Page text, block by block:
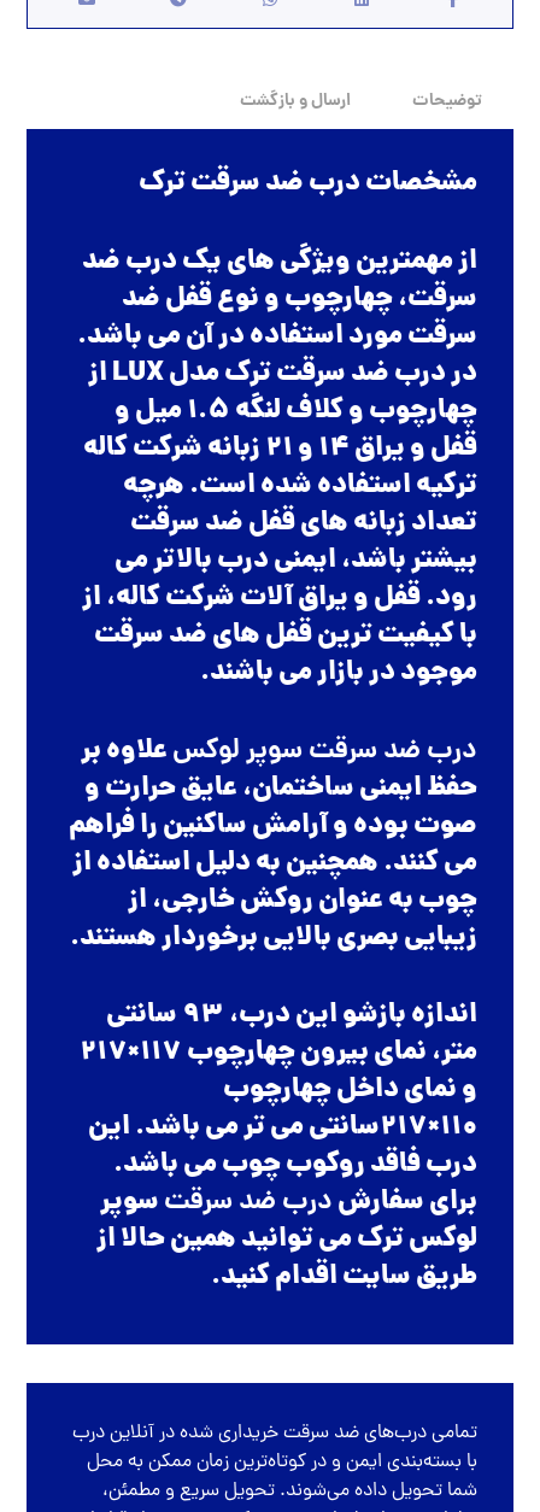
توضیحات ارسال و بازگشت
مشخصات درب ضد سرقت ترک
از مهمترین ویژگی های یک درب ضد
سرقت، چهارچوب و نوع قفل ضد
سرقت مورد استفاده در آن می باشد.
در درب ضد سرقت ترک مدل LUX از
چهارچوب و کلاف لنگه 1.5 میل و
قفل و یراق 14 و 21 زبانه شرکت کاله
ترکیه استفاده شده است. هرچه
تعداد زبانه های قفل ضد سرقت
بیشتر باشد، ایمنی درب بالاتر می
رود. قفل و یراق آلات شرکت کاله، از
با کیفیت ترین قفل های ضد سرقت
موجود در بازار می باشند.
درب ضد سرقت سوپر لوکسعلاوه بر
حفظ ایمنی ساختمان، عایق حرارت و
صوت بوده و آرامش ساکنین را فراهم
می کنند. همچنین به دلیل استفاده از
چوب به عنوان روکش خارجی، از
زیبایی بصری بالایی برخوردار هستند.
اندازه بازشو این درب، 93 سانتی
متر، نمای بیرون چهارچوب 117×217
و نمای داخل چهارچوب
110×217سانتی می تر می باشد. این
درب فاقد روکوب چوب می باشد.
برای سفارشدرب ضد سرقتسوپر
لوکس ترک می توانید همین حالا از
طریق سایت اقدام کنید.
تمامیدرب‌های ضد سرقتخریداری شده درآنلاین درب
با بسته‌بندی ایمن و در کوتاه‌ترین زمان ممکن به محل
شما تحویل داده می‌شوند. تحویل سریع و مطمئن،